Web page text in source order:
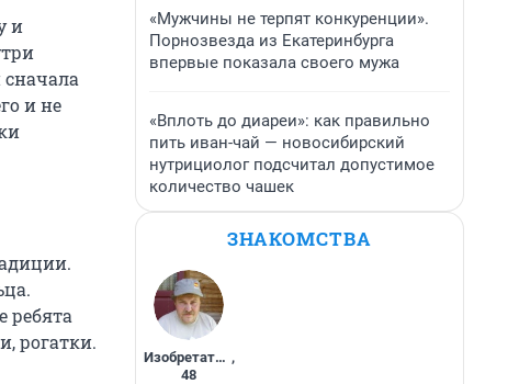
и
и не
ребята
рогатки.
«Мужчины не терпят конкуренции».
Порнозвезда из Екатеринбурга
впервые показала своего мужа
«Вплоть до диареи»: как правильно
пить иван-чай — новосибирский
нутрициолог подсчитал допустимое
количество чашек
ЗНАКОМСТВА
Изобретатель ,
48